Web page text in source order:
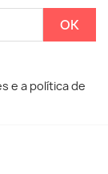
e a política de